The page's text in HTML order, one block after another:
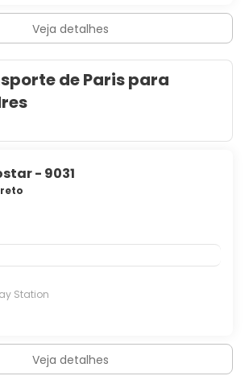
Veja detalhes
de Paris para
- 9031
Station
Veja detalhes